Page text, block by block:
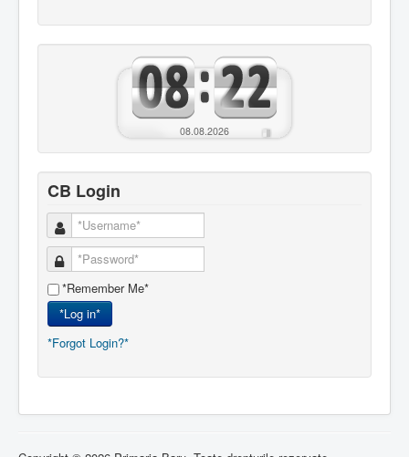
08.08.2026
CB Login
*Remember Me*
*Log in*
*Forgot Login?*